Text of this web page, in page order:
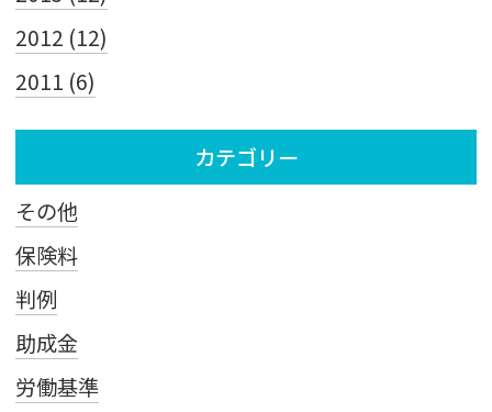
2012 (12)
2011 (6)
カテゴリー
その他
保険料
判例
助成金
労働基準